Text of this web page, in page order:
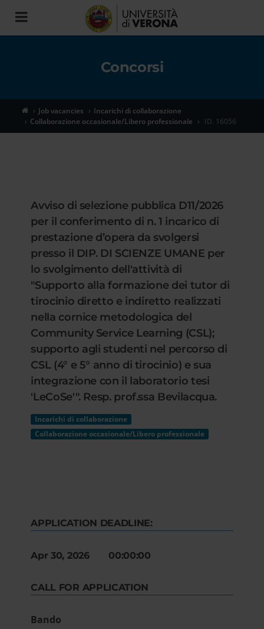
Toggle
navigation
Concorsi
Job vacancies
Incarichi di collaborazione
Collaborazione occasionale/Libero professionale
ID. 16056
Avviso di selezione pubblica D11/2026
per il conferimento di n. 1 incarico di
prestazione d’opera da svolgersi
presso il DIP. DI SCIENZE UMANE per
lo svolgimento dell'attività di
"Supporto alla formazione dei tutor di
tirocinio diretto e indiretto realizzati
nella cornice metodologica del
Community Service Learning (CSL);
supporto agli studenti nel percorso di
CSL (4° e 5° anno di tirocinio) e sua
integrazione con il laboratorio tesi
'LeCoSe'". Resp. prof.ssa Bevilacqua.
Incarichi di collaborazione
Collaborazione occasionale/Libero professionale
APPLICATION DEADLINE:
Apr 30, 2026 00:00:00
CALL FOR APPLICATION
Bando